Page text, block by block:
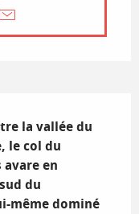
la vallée du
le col du
avare en
du
même dominé